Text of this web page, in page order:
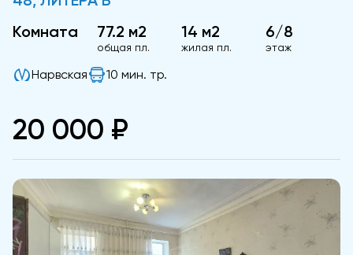
Комната
77.2 м2
общая пл.
14 м2
жилая пл.
6/8
этаж
Нарвская 10 мин. тр.
20 000 ₽